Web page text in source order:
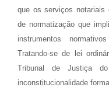
que os serviços notariais
de normatização que
instrumentos
Tratando-se de lei
Tribunal de Justiça
inconstitucionalidade